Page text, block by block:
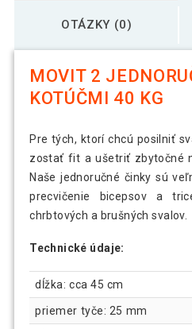
OTÁZKY (0)
MOVIT 2
KOTÚČMI 40 KG
Pre tých, ktorí chcú posilniť
zostať fit a ušetriť zbytočné
Naše jednoručné činky sú
precvičenie bicepsov a
chrbtových a brušných svalov.
Technické údaje:
dĺžka: cca 45 cm
priemer tyče: 25 mm